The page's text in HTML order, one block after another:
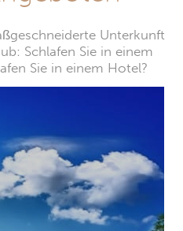
Unterkunft
Schlafen Sie in einem
Sie in einem Hotel?